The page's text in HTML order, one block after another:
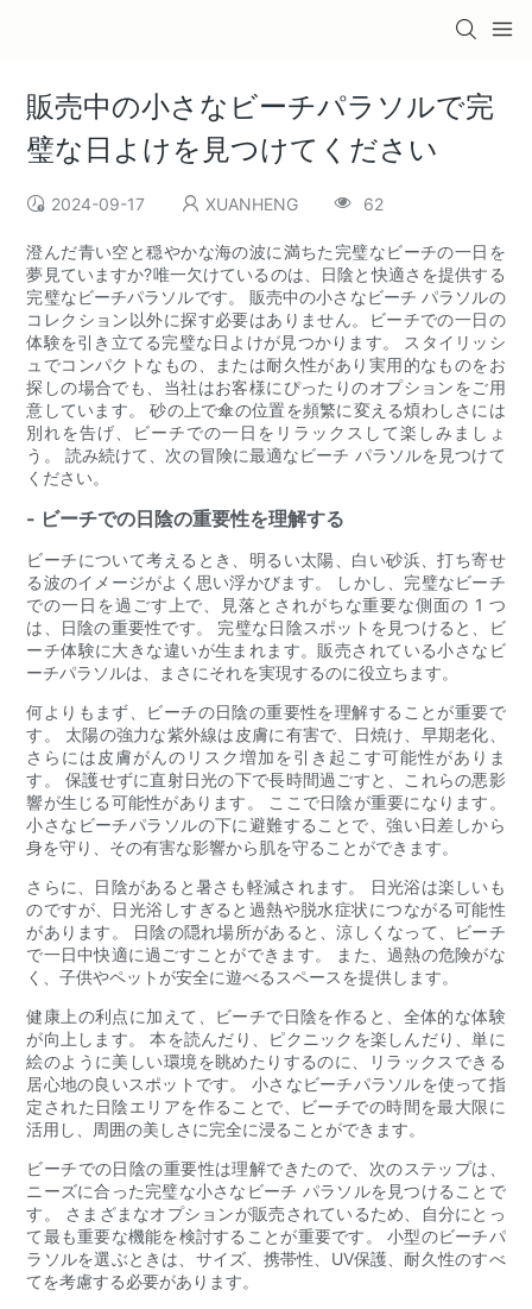
販売中の小さなビーチパラソルで完
璧な日よけを見つけてください
2024-09-17 XUANHENG 62
澄んだ青い空と穏やかな海の波に満ちた完璧なビーチの一日を
夢見ていますか?唯一欠けているのは、日陰と快適さを提供する
完璧なビーチパラソルです。 販売中の小さなビーチ パラソルの
コレクション以外に探す必要はありません。ビーチでの一日の
体験を引き立てる完璧な日よけが見つかります。 スタイリッシ
ュでコンパクトなもの、または耐久性があり実用的なものをお
探しの場合でも、当社はお客様にぴったりのオプションをご用
意しています。 砂の上で傘の位置を頻繁に変える煩わしさには
別れを告げ、ビーチでの一日をリラックスして楽しみましょ
う。 読み続けて、次の冒険に最適なビーチ パラソルを見つけて
ください。
- ビーチでの日陰の重要性を理解する
ビーチについて考えるとき、明るい太陽、白い砂浜、打ち寄せ
る波のイメージがよく思い浮かびます。 しかし、完璧なビーチ
での一日を過ごす上で、見落とされがちな重要な側面の 1 つ
は、日陰の重要性です。 完璧な日陰スポットを見つけると、ビ
ーチ体験に大きな違いが生まれます。販売されている小さなビ
ーチパラソルは、まさにそれを実現するのに役立ちます。
何よりもまず、ビーチの日陰の重要性を理解することが重要で
す。 太陽の強力な紫外線は皮膚に有害で、日焼け、早期老化、
さらには皮膚がんのリスク増加を引き起こす可能性がありま
す。 保護せずに直射日光の下で長時間過ごすと、これらの悪影
響が生じる可能性があります。 ここで日陰が重要になります。
小さなビーチパラソルの下に避難することで、強い日差しから
身を守り、その有害な影響から肌を守ることができます。
さらに、日陰があると暑さも軽減されます。 日光浴は楽しいも
のですが、日光浴しすぎると過熱や脱水症状につながる可能性
があります。 日陰の隠れ場所があると、涼しくなって、ビーチ
で一日中快適に過ごすことができます。 また、過熱の危険がな
く、子供やペットが安全に遊べるスペースを提供します。
健康上の利点に加えて、ビーチで日陰を作ると、全体的な体験
が向上します。 本を読んだり、ピクニックを楽しんだり、単に
絵のように美しい環境を眺めたりするのに、リラックスできる
居心地の良いスポットです。 小さなビーチパラソルを使って指
定された日陰エリアを作ることで、ビーチでの時間を最大限に
活用し、周囲の美しさに完全に浸ることができます。
ビーチでの日陰の重要性は理解できたので、次のステップは、
ニーズに合った完璧な小さなビーチ パラソルを見つけることで
す。 さまざまなオプションが販売されているため、自分にとっ
て最も重要な機能を検討することが重要です。 小型のビーチパ
ラソルを選ぶときは、サイズ、携帯性、UV保護、耐久性のすべ
てを考慮する必要があります。